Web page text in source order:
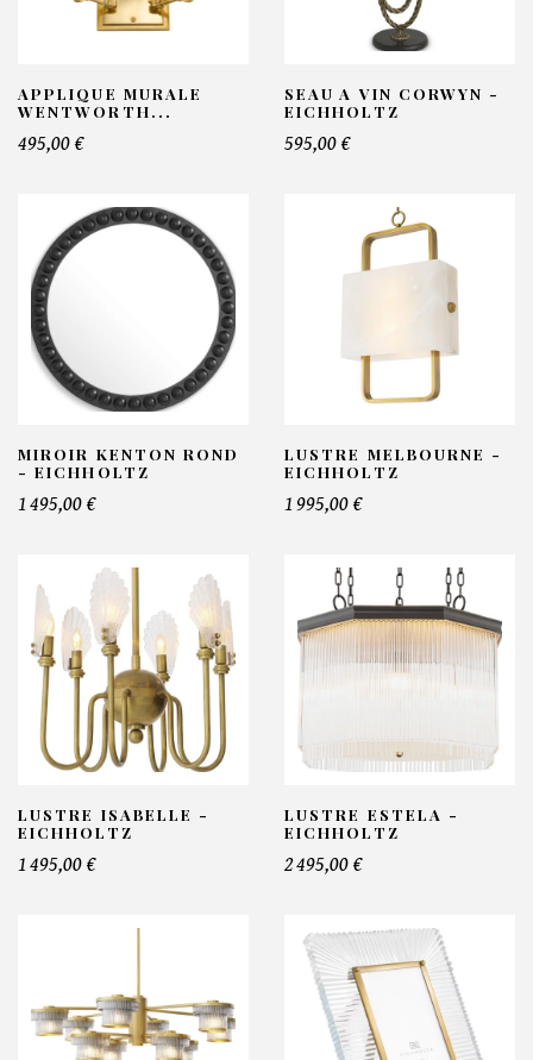
APPLIQUE MURALE
WENTWORTH...
495,00 €
SEAU A VIN CORWYN -
EICHHOLTZ
595,00 €
MIROIR KENTON ROND
- EICHHOLTZ
1 495,00 €
LUSTRE MELBOURNE -
EICHHOLTZ
1 995,00 €
LUSTRE ISABELLE -
EICHHOLTZ
1 495,00 €
LUSTRE ESTELA -
EICHHOLTZ
2 495,00 €